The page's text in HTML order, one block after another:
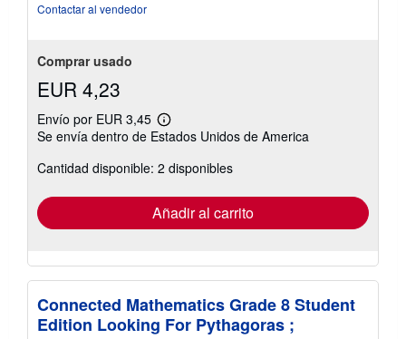
Contactar al vendedor
Comprar usado
EUR 4,23
Envío por EUR 3,45
Más
información
las
tarifas
envío
Se envía dentro de Estados Unidos de America
Cantidad disponible: 2 disponibles
Añadir al carrito
Connected Mathematics Grade 8 Student
Edition Looking For Pythagoras ;